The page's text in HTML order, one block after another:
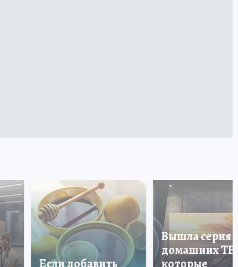
Если добавить
Вышла серия
домашних ТВ,
которые